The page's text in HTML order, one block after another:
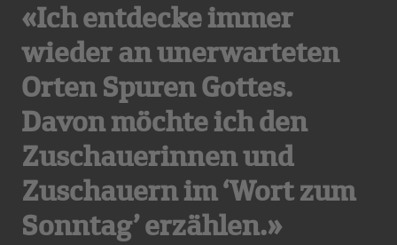
«Ich entdecke immer
wieder an unerwarteten
Orten Spuren Gottes.
Davon möchte ich den
Zuschauerinnen und
Zuschauern im ‘Wort zum
Sonntag’ erzählen.»